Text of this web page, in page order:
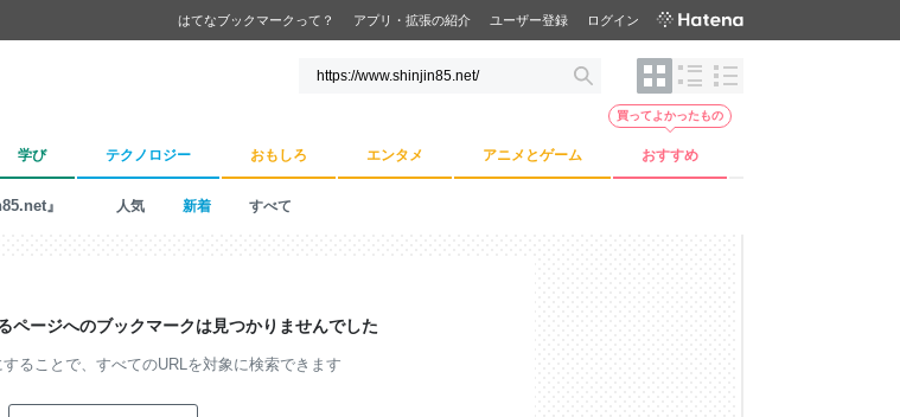
はてなブックマークって？ アプリ・拡張の紹介 ユーザー登録 ログイン
学び テクノロジー おもしろ エンタメ アニメとゲーム おすすめ
買ってよかったもの
』 人気 新着 すべて
ページへのブックマークは見つかりませんでした
ることで、 すべてのURLを対象に検索できます